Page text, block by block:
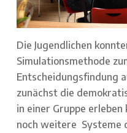
Die Jugendlichen
Simulationsmethode
Entscheidungsfindung
zunächst die
in einer Gruppe
noch weitere Systeme